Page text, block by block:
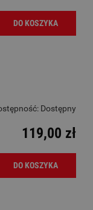
DO KOSZYKA
Dostępny
119,00 zł
DO KOSZYKA